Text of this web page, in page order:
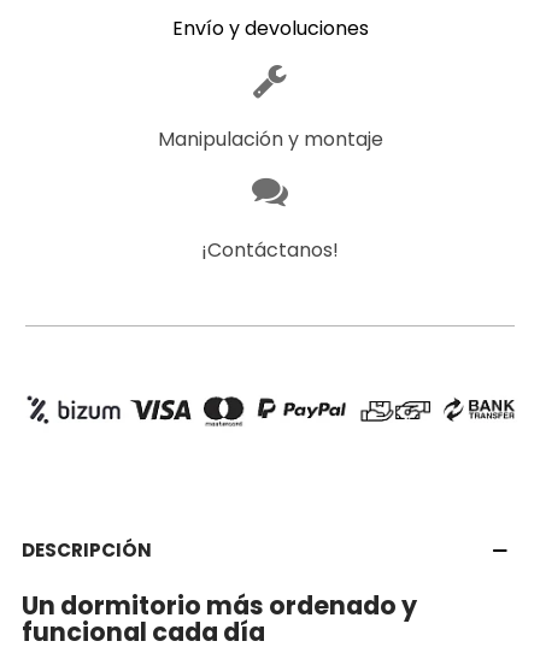
Envío y devoluciones
Manipulación y montaje
¡Contáctanos!
DESCRIPCIÓN
Un dormitorio más ordenado y
funcional cada día